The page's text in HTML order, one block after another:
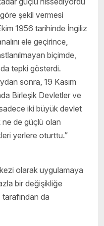
şekil vermesi
1956 tarihinde İngiliz
ele geçirince,
biçimde,
tepki gösterdi.
sonra, 19 Kasım
Birleşik Devletler ve
iki büyük devlet
ne de güçlü olan
yerlere oturttu.”
olarak uygulamaya
bir değişikliğe
da